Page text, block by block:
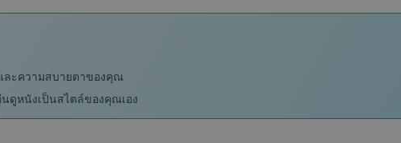
ละความสบายตาของคุณ
ดูหนังเป็นสไตล์ของคุณเอง